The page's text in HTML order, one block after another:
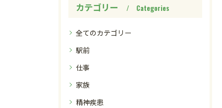
カテゴリー Categories
全てのカテゴリー
駅前
仕事
家族
精神疾患